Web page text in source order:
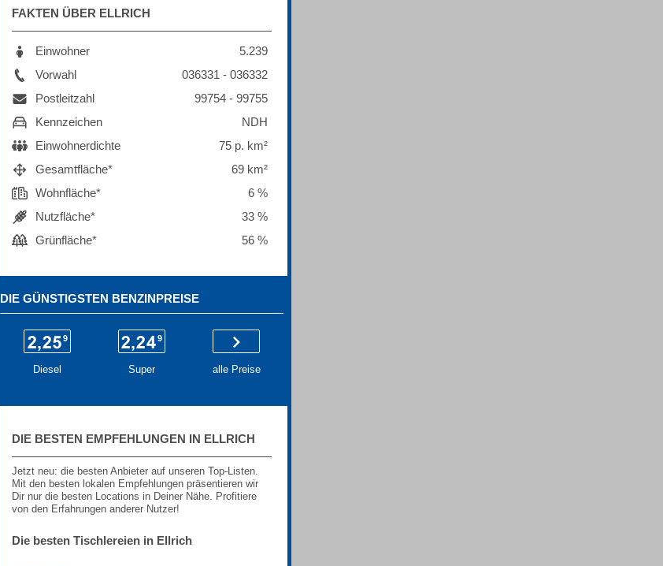
FAKTEN ÜBER ELLRICH
Einwohner
5.239
Vorwahl
036331 - 036332
Postleitzahl
99754 - 99755
Kennzeichen
NDH
Einwohnerdichte
75 p. km²
Gesamtfläche*
69 km²
Wohnfläche*
6 %
Nutzfläche*
33 %
Grünfläche*
56 %
DIE GÜNSTIGSTEN BENZINPREISE
Diesel Super alle Preise
DIE BESTEN EMPFEHLUNGEN IN ELLRICH
Jetzt neu: die besten Anbieter auf unseren Top-Listen.
Mit den besten lokalen Empfehlungen präsentieren wir
Dir nur die besten Locations in Deiner Nähe. Profitiere
von den Erfahrungen anderer Nutzer!
Die besten Tischlereien in Ellrich